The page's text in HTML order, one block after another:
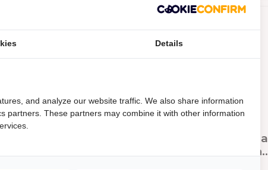
Jaro & Jolie barrelsauna
400 cm (houtkachel en
Details
and analyze our website traffic. We also share information
partners. These partners may combine it with other information